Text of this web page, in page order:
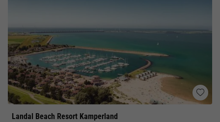
Landal Beach Resort Kamperland